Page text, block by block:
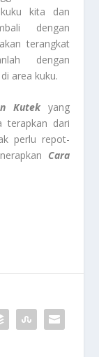
kita dan
dengan
terangkat
dengan
area kuku.
Kutekyang
terapkan dari
perlu repot-
Cara